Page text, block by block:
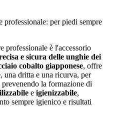
professionale è l'accessorio
e sicura delle unghie dei
cobalto giapponese, offre
, una dritta e una ricurva, per
la formazione di
e igienizzabile,
sempre igienico e risultati